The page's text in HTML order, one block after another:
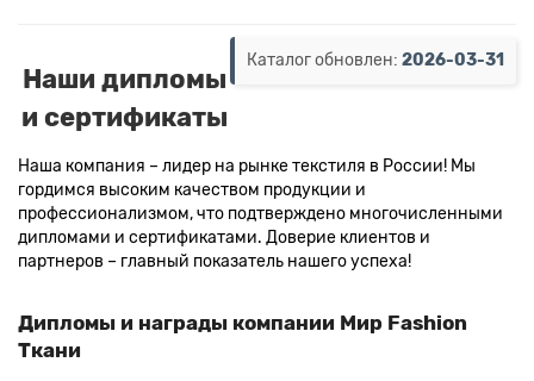
Каталог обновлен: 2026-03-31
Наши дипломы
и сертификаты
Наша компания – лидер на рынке текстиля в России! Мы
гордимся высоким качеством продукции и
профессионализмом, что подтверждено многочисленными
дипломами и сертификатами. Доверие клиентов и
партнеров – главный показатель нашего успеха!
Дипломы и награды компании Мир Fashion
Ткани